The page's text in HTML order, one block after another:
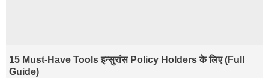
15 Must-Have Tools इन्सुरांस Policy Holders के लिए (Full
Guide)